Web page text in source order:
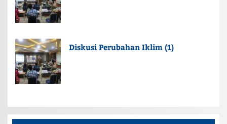
Diskusi Perubahan Iklim (1)